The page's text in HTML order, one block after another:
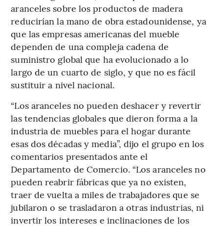
aranceles sobre los productos de madera
reducirían la mano de obra estadounidense, ya
que las empresas americanas del mueble
dependen de una compleja cadena de
suministro global que ha evolucionado a lo
largo de un cuarto de siglo, y que no es fácil
sustituir a nivel nacional.
“Los aranceles no pueden deshacer y revertir
las tendencias globales que dieron forma a la
industria de muebles para el hogar durante
esas dos décadas y media”, dijo el grupo en los
comentarios presentados ante el
Departamento de Comercio. “Los aranceles no
pueden reabrir fábricas que ya no existen,
traer de vuelta a miles de trabajadores que se
jubilaron o se trasladaron a otras industrias, ni
invertir los intereses e inclinaciones de los